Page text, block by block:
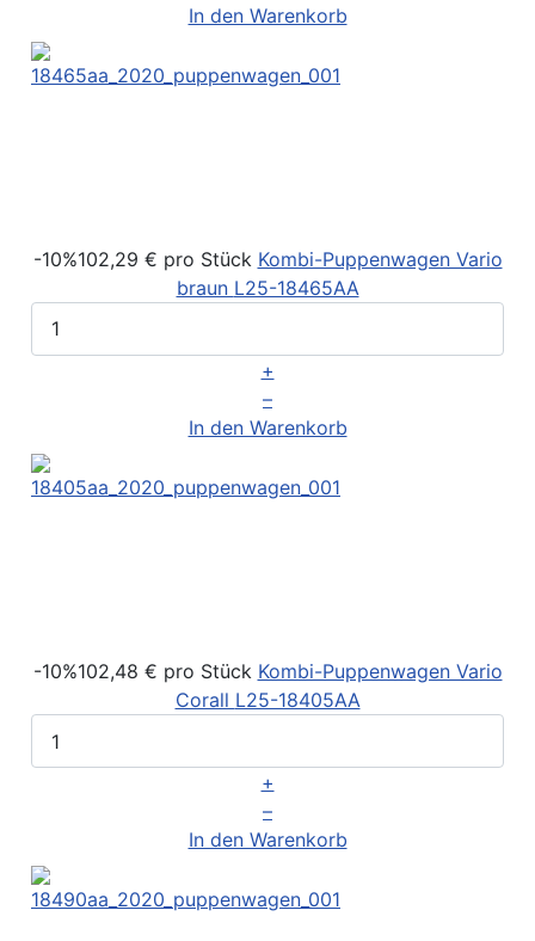
In den Warenkorb
-10%102,29 € pro Stück Kombi-Puppenwagen Vario
braun L25-18465AA
+
–
In den Warenkorb
-10%102,48 € pro Stück Kombi-Puppenwagen Vario
Corall L25-18405AA
+
–
In den Warenkorb